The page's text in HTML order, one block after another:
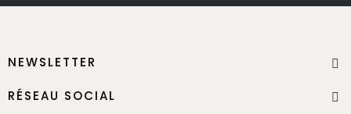
NEWSLETTER
RÉSEAU SOCIAL